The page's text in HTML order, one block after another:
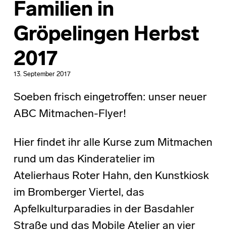
Familien in
Gröpelingen Herbst
2017
13. September 2017
Soeben frisch eingetroffen: unser neuer
ABC Mitmachen-Flyer!
Hier findet ihr alle Kurse zum Mitmachen
rund um das Kinderatelier im
Atelierhaus Roter Hahn, den Kunstkiosk
im Bromberger Viertel, das
Apfelkulturparadies in der Basdahler
Straße und das Mobile Atelier an vier